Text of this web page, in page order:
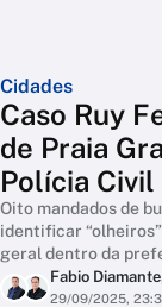
Cidades
Caso Ruy
de Praia
Polícia Civil
Oito mandados de
identificar
geral dentro da
Fabio Diamante
29/09/2025,